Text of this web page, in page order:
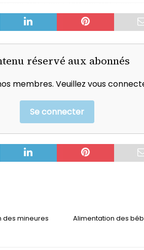
réservé aux abonnés
membres. Veuillez vous
Se connecter
des mineures Alimentation des